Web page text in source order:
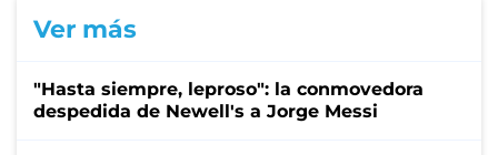
Ver más
"Hasta siempre, leproso": la conmovedora
despedida de Newell's a Jorge Messi